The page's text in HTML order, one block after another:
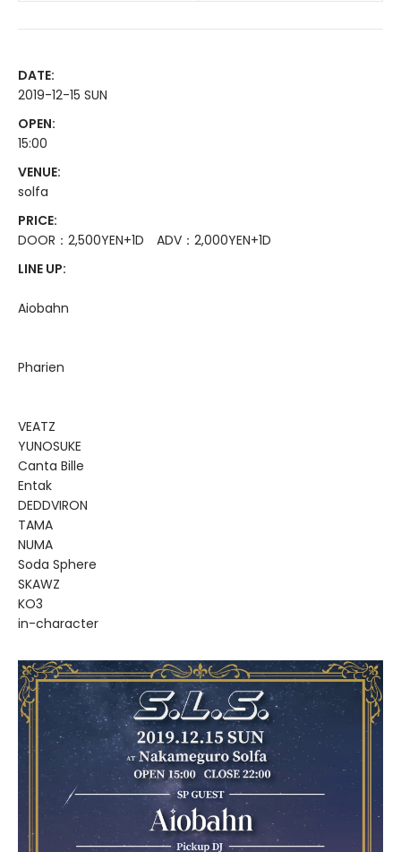
DATE:
2019-12-15 SUN
OPEN:
15:00
VENUE:
solfa
PRICE:
DOOR：2,500YEN+1D ADV：2,000YEN+1D
LINE UP:
Aiobahn
Pharien
VEATZ
YUNOSUKE
Canta Bille
Entak
DEDDVIRON
TAMA
NUMA
Soda Sphere
SKAWZ
KO3
in-character